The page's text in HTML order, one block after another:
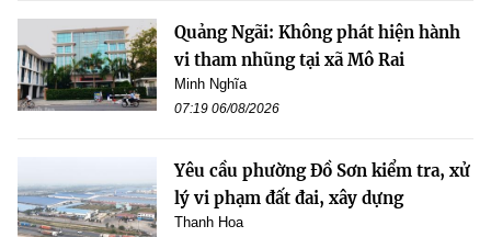
Quảng Ngãi: Không phát hiện hành
vi tham nhũng tại xã Mô Rai
Minh Nghĩa
07:19 06/08/2026
Yêu cầu phường Đồ Sơn kiểm tra, xử
lý vi phạm đất đai, xây dựng
Thanh Hoa